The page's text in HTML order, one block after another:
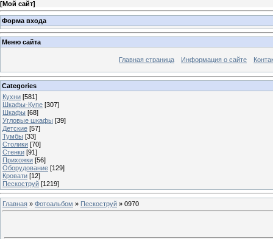
[Мой сайт]
Форма входа
Меню сайта
Главная страница Информация о сайте
Categories
Кухни [581]
Шкафы-Купе [307]
Шкафы [68]
Угловые шкафы [39]
Детские [57]
Тумбы [33]
Столики [70]
Стенки [91]
Прихожки [56]
Оборудование [129]
Кровати [12]
Пескоструй [1219]
Главная » Фотоальбом » Пескоструй » 0970